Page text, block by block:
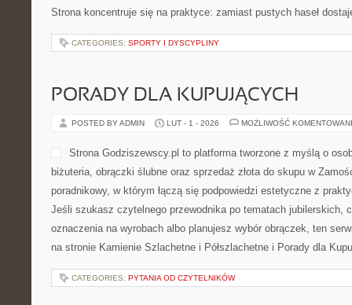
Strona koncentruje się na praktyce: zamiast pustych haseł
CATEGORIES: SPORTY I DYSCYPLINY
PORADY DLA KUPUJĄCYCH
POSTED BY ADMIN LUT - 1 - 2026 MOŻLIWOŚĆ
Strona Godziszewscy.pl to platforma tworzone z myślą o
biżuteria, obrączki ślubne oraz sprzedaż złota do skupu w
poradnikowy, w którym łączą się podpowiedzi estetyczne z
Jeśli szukasz czytelnego przewodnika po tematach jubilerskich,
oznaczenia na wyrobach albo planujesz wybór obrączek, ten
na stronie Kamienie Szlachetne i Półszlachetne i Porady dla
CATEGORIES: PYTANIA OD CZYTELNIKÓW